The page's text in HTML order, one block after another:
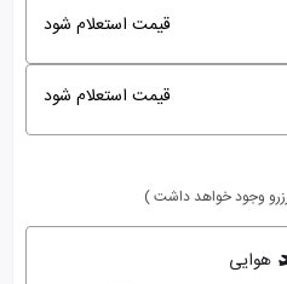
قیمت استعلام شود
قیمت استعلام شود
رزرو وجود خواهد داشت )
هوایی